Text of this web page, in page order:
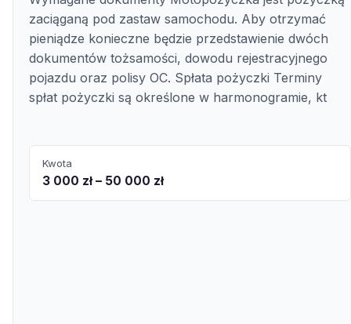
zaciąganą pod zastaw samochodu. Aby otrzymać
pieniądze konieczne będzie przedstawienie dwóch
dokumentów tożsamości, dowodu rejestracyjnego
pojazdu oraz polisy OC. Spłata pożyczki Terminy
spłat pożyczki są określone w harmonogramie, kt
Kwota
3 000 zł – 50 000 zł